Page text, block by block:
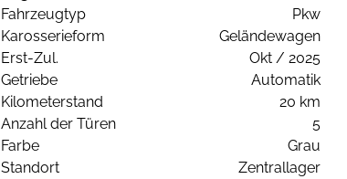
Fahrzeugtyp
Pkw
Karosserieform
Geländewagen
Erst-Zul.
Okt / 2025
Getriebe
Automatik
Kilometerstand
20 km
Anzahl der Türen
5
Farbe
Grau
Standort
Zentrallager